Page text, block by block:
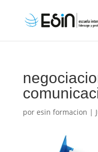
por esin formacion |